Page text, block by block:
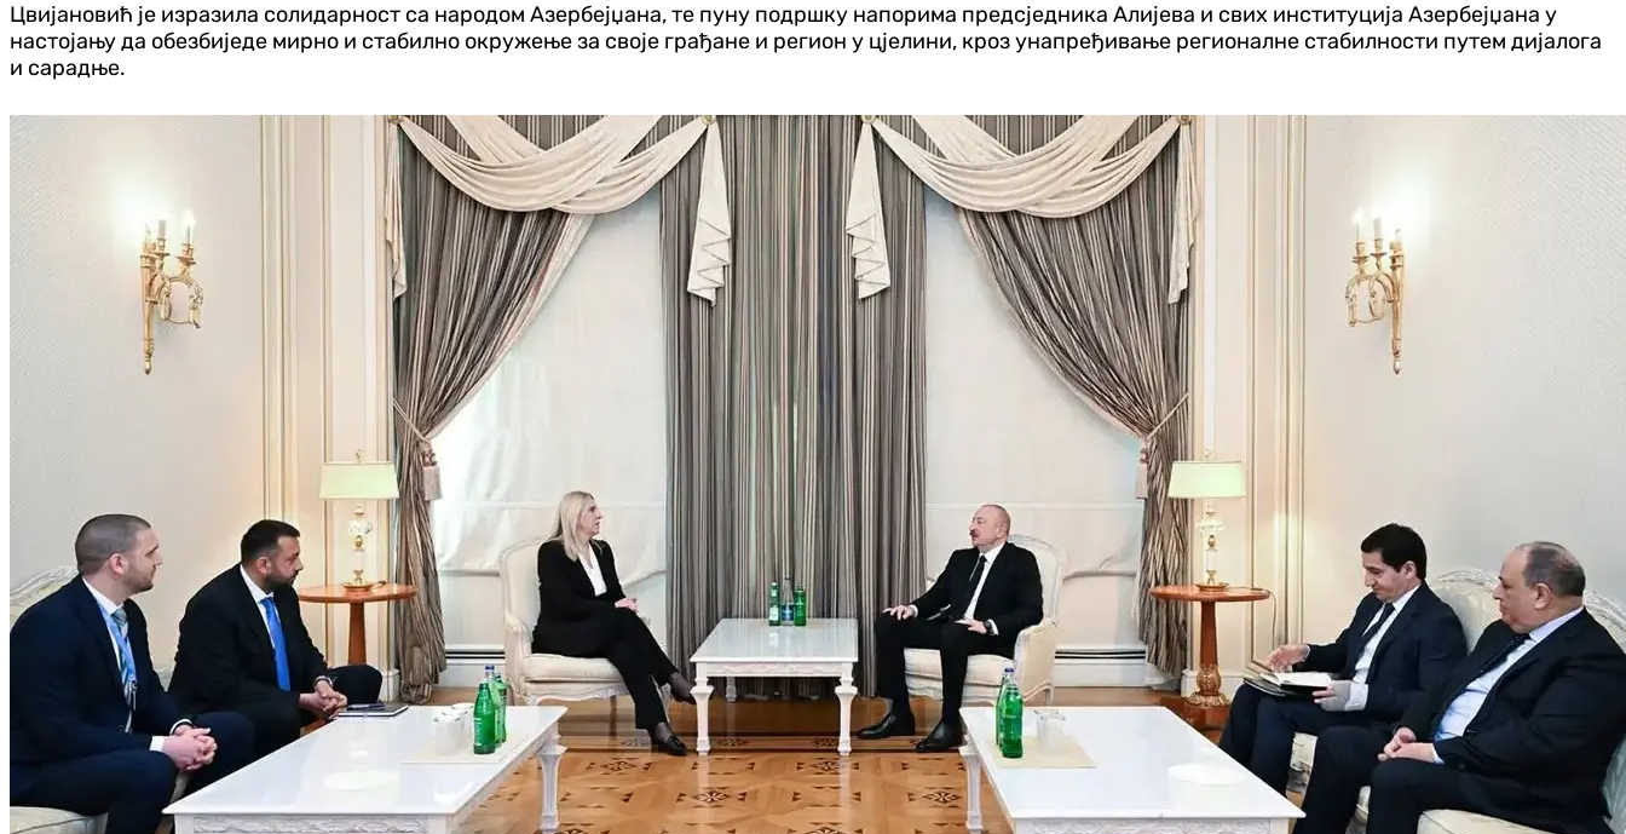
Цвијановић је изразила солидарност са народом Азербејџана, те пуну подршку напорима предсједника Алијева и свих институција Азербејџана у
настојању да обезбиједе мирно и стабилно окружење за своје грађане и регион у цјелини, кроз унапређивање регионалне стабилности путем дијалога
и сарадње.